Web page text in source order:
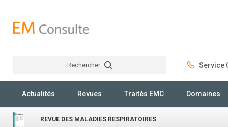
Rechercher Service
Actualités Revues Traités EMC Domaines
REVUE DES MALADIES RESPIRATOIRES